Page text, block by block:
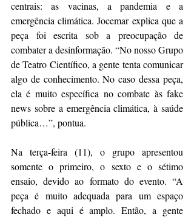
centrais: as vacinas, a pandemia e a
emergência climática. Jocemar explica que a
peça foi escrita sob a preocupação de
combater a desinformação. “No nosso Grupo
de Teatro Científico, a gente tenta comunicar
algo de conhecimento. No caso dessa peça,
ela é muito específica no combate às fake
news sobre a emergência climática, à saúde
pública…”, pontua.
Na terça-feira (11), o grupo apresentou
somente o primeiro, o sexto e o sétimo
ensaio, devido ao formato do evento. “A
peça é muito adequada para um espaço
fechado e aqui é amplo. Então, a gente